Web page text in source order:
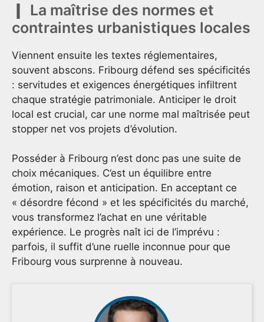
La maîtrise des normes et
contraintes urbanistiques locales
Viennent ensuite les textes réglementaires,
souvent abscons. Fribourg défend ses spécificités
: servitudes et exigences énergétiques infiltrent
chaque stratégie patrimoniale. Anticiper le droit
local est crucial, car une norme mal maîtrisée peut
stopper net vos projets d’évolution.
Posséder à Fribourg n’est donc pas une suite de
choix mécaniques. C’est un équilibre entre
émotion, raison et anticipation. En acceptant ce
« désordre fécond » et les spécificités du marché,
vous transformez l’achat en une véritable
expérience. Le progrès naît ici de l’imprévu :
parfois, il suffit d’une ruelle inconnue pour que
Fribourg vous surprenne à nouveau.